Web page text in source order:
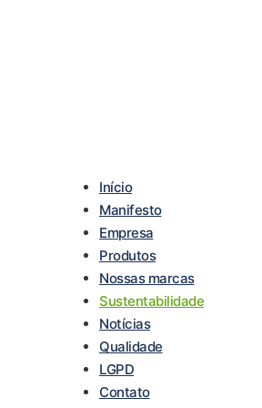
Início
Manifesto
Empresa
Produtos
Nossas marcas
Sustentabilidade
Notícias
Qualidade
LGPD
Contato